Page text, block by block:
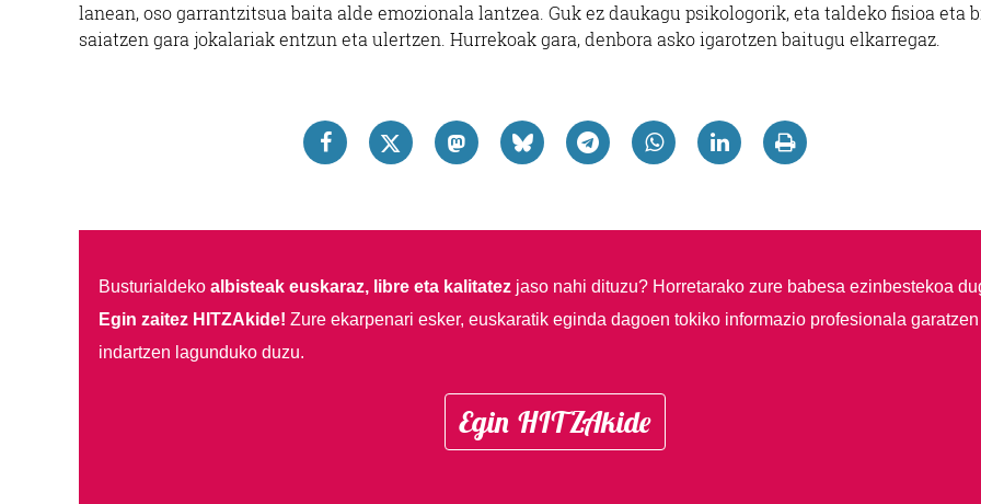
lanean, oso garrantzitsua baita alde emozionala lantzea. Guk ez daukagu psikologorik, eta taldeko fisioa eta
saiatzen gara jokalariak entzun eta ulertzen. Hurrekoak gara, denbora asko igarotzen baitugu elkarregaz.
Busturialdeko albisteak euskaraz, libre eta kalitatezjaso nahi dituzu? Horretarako zure babesa ezinbestekoa
Egin zaitez HITZAkide! Zure ekarpenari esker, euskaratik eginda dagoen tokiko informazio profesionala garatzen
indartzen lagunduko duzu.
Egin HITZAkide